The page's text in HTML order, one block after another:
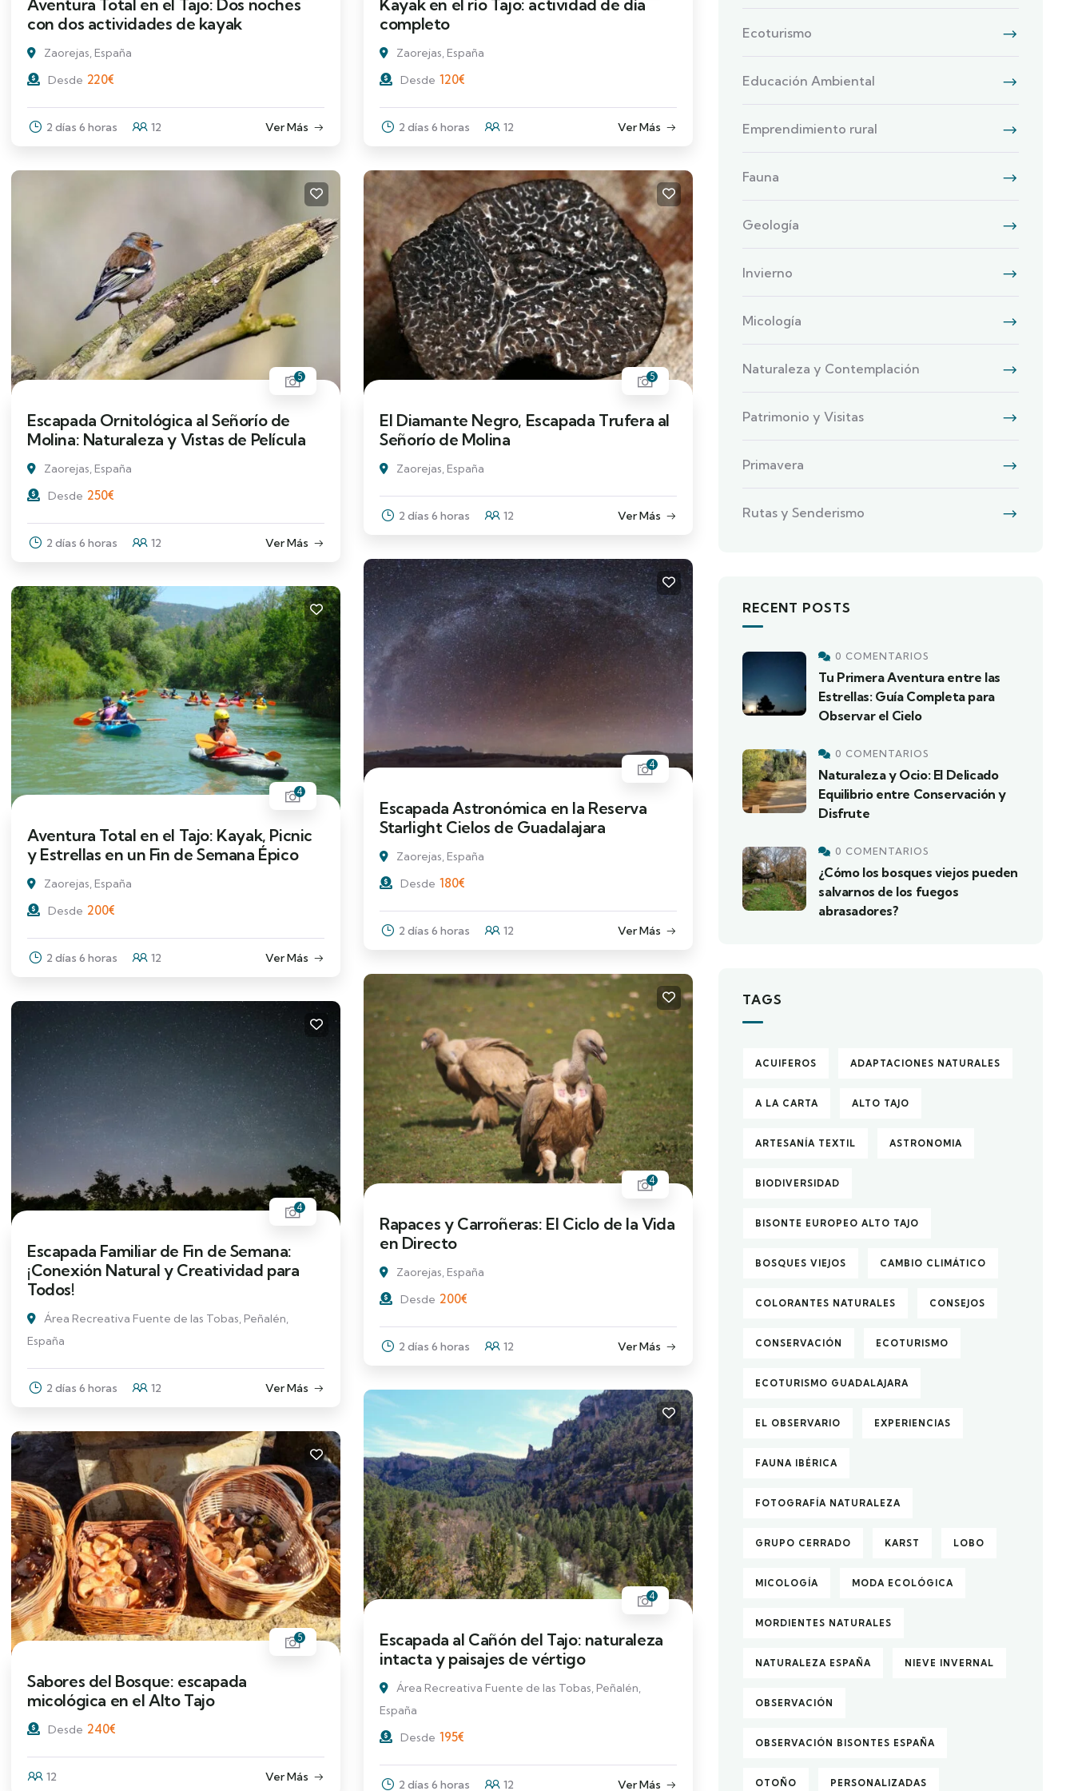
Aventura Total en el Tajo: Dos noches
con dos actividades de kayak
Zaorejas, España
Desde 220€
2 días 6 horas 12 Ver Más
Kayak en el río Tajo: actividad de día
completo
Zaorejas, España
Desde 120€
2 días 6 horas 12 Ver Más
5
Escapada Ornitológica al Señorío de
Molina: Naturaleza y Vistas de Película
Zaorejas, España
Desde 250€
2 días 6 horas 12 Ver Más
5
El Diamante Negro, Escapada Trufera al
Señorío de Molina
Zaorejas, España
2 días 6 horas 12 Ver Más
4
Escapada Astronómica en la Reserva
Starlight Cielos de Guadalajara
Zaorejas, España
Desde 180€
2 días 6 horas 12 Ver Más
4
Aventura Total en el Tajo: Kayak, Picnic
y Estrellas en un Fin de Semana Épico
Zaorejas, España
Desde 200€
2 días 6 horas 12 Ver Más
4
Rapaces y Carroñeras: El Ciclo de la Vida
en Directo
Zaorejas, España
Desde 200€
2 días 6 horas 12 Ver Más
4
Escapada Familiar de Fin de Semana:
¡Conexión Natural y Creatividad para
Todos!
Área Recreativa Fuente de las Tobas, Peñalén,
España
2 días 6 horas 12 Ver Más
4
Escapada al Cañón del Tajo: naturaleza
intacta y paisajes de vértigo
Área Recreativa Fuente de las Tobas, Peñalén,
España
Desde 195€
2 días 6 horas 12 Ver Más
5
Sabores del Bosque: escapada
micológica en el Alto Tajo
Desde 240€
12 Ver Más
Ecoturismo
Educación Ambiental
Emprendimiento rural
Fauna
Geología
Invierno
Micología
Naturaleza y Contemplación
Patrimonio y Visitas
Primavera
Rutas y Senderismo
RECENT POSTS
0 COMENTARIOS
Tu Primera Aventura entre las
Estrellas: Guía Completa para
Observar el Cielo
0 COMENTARIOS
Naturaleza y Ocio: El Delicado
Equilibrio entre Conservación y
Disfrute
0 COMENTARIOS
¿Cómo los bosques viejos pueden
salvarnos de los fuegos
abrasadores?
TAGS
ACUIFEROS ADAPTACIONES NATURALES
A LA CARTA ALTO TAJO
ARTESANÍA TEXTIL ASTRONOMIA
BIODIVERSIDAD
BISONTE EUROPEO ALTO TAJO
BOSQUES VIEJOS CAMBIO CLIMÁTICO
COLORANTES NATURALES CONSEJOS
CONSERVACIÓN ECOTURISMO
ECOTURISMO GUADALAJARA
EL OBSERVARIO EXPERIENCIAS
FAUNA IBÉRICA
FOTOGRAFÍA NATURALEZA
GRUPO CERRADO KARST LOBO
MICOLOGÍA MODA ECOLÓGICA
MORDIENTES NATURALES
NATURALEZA ESPAÑA NIEVE INVERNAL
OBSERVACIÓN
OBSERVACIÓN BISONTES ESPAÑA
OTOÑO PERSONALIZADAS